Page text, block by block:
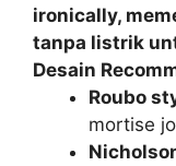
ironically,
tanpa listrik
Desain
Roubo
mortise